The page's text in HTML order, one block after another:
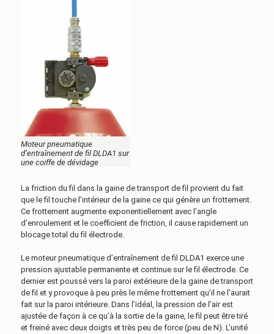
Moteur pneumatique
d’entraînement de fil DLDA1 sur
une coiffe de dévidage
La friction du fil dans la gaine de transport de fil provient du fait
que le fil touche l’intérieur de la gaine ce qui génère un frottement.
Ce frottement augmente exponentiellement avec l’angle
d’enroulement et le coefficient de friction, il cause rapidement un
blocage total du fil électrode.
Le moteur pneumatique d’entraînement de fil DLDA1 exerce une
pression ajustable permanente et continue sur le fil électrode. Ce
dernier est poussé vers la paroi extérieure de la gaine de transport
de fil et y provoque à peu près le même frottement qu’il ne l’aurait
fait sur la paroi intérieure. Dans l’idéal, la pression de l’air est
ajustée de façon à ce qu’à la sortie de la gaine, le fil peut être tiré
et freiné avec deux doigts et très peu de force (peu de N). L’unité